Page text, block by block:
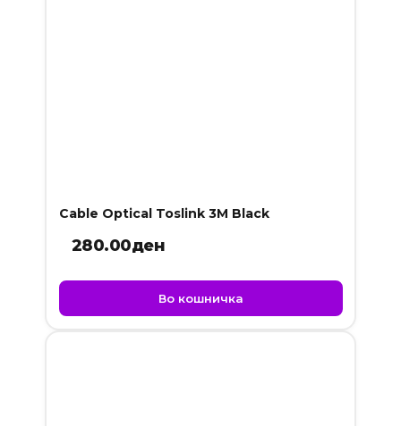
Cable Optical Toslink 3M Black
280.00ден
Во кошничка